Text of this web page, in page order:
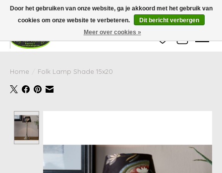
Wij zijn gesloten van 24 december tot en met 25 januari. Houd er rekening mee
dat de levertijd van uw bestelling in deze periode langer kan zijn dan
gebruikelijk.
Verlanglijst
Home Folk Lamp Shade 15x20
Door het gebruiken van onze website, ga je akkoord met het gebruik van
cookies om onze website te verbeteren.
Dit bericht verbergen
Meer over cookies »